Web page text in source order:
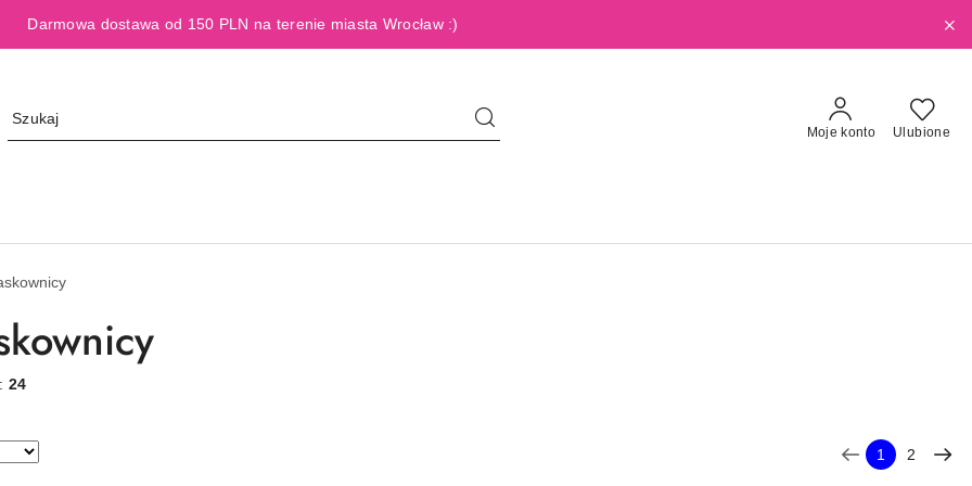
Darmowa dostawa od 150 PLN na terenie miasta Wrocław :)
Moje konto Ulubione
24
1 2